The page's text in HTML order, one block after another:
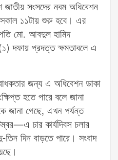
জাতীয় সংসদের নবম অধিবেশন
১১টায় শুরু হবে। এর
মো. আবদুল হামিদ
দফায় প্রদত্ত ক্ষমতাবলে এ
জন্য এ অধিবেশন ডাকা
হতে পারে বলে জানা
জানা গেছে, এখন পর্যন্ত
চার কার্যদিবস চলার
দিন বাড়তে পারে। সংবাদ